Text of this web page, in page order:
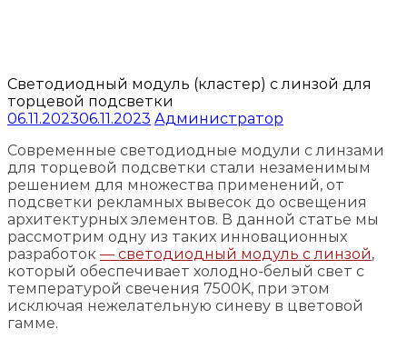
Светодиодный модуль (кластер) с линзой для
торцевой подсветки
06.11.202306.11.2023 Администратор
Современные светодиодные модули с линзами
для торцевой подсветки стали незаменимым
решением для множества применений, от
подсветки рекламных вывесок до освещения
архитектурных элементов. В данной статье мы
рассмотрим одну из таких инновационных
разработок — светодиодный модуль с линзой,
который обеспечивает холодно-белый свет с
температурой свечения 7500K, при этом
исключая нежелательную синеву в цветовой
гамме.